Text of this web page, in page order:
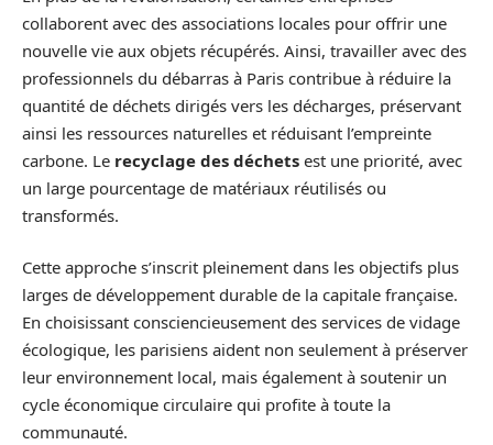
collaborent avec des associations locales pour offrir une
nouvelle vie aux objets récupérés. Ainsi, travailler avec des
professionnels du débarras à Paris contribue à réduire la
quantité de déchets dirigés vers les décharges, préservant
ainsi les ressources naturelles et réduisant l’empreinte
carbone. Le recyclage des déchets est une priorité, avec
un large pourcentage de matériaux réutilisés ou
transformés.
Cette approche s’inscrit pleinement dans les objectifs plus
larges de développement durable de la capitale française.
En choisissant consciencieusement des services de vidage
écologique, les parisiens aident non seulement à préserver
leur environnement local, mais également à soutenir un
cycle économique circulaire qui profite à toute la
communauté.